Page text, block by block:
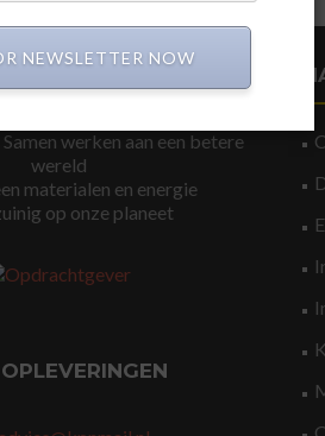
werken aan een betere
wereld
materialen en energie
op onze planeet
NEWSLETTER NOW